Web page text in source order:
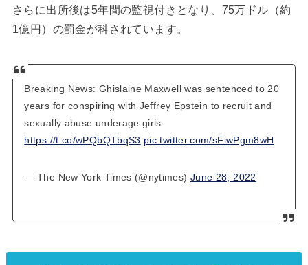
さらに出所後は5年間の監視付きとなり、75万ドル（約
1億円）の罰金が科されています。
Breaking News: Ghislaine Maxwell was sentenced to 20
years for conspiring with Jeffrey Epstein to recruit and
sexually abuse underage girls.
https://t.co/wPQbQTbqS3 pic.twitter.com/sFiwPgm8wH
— The New York Times (@nytimes) June 28, 2022